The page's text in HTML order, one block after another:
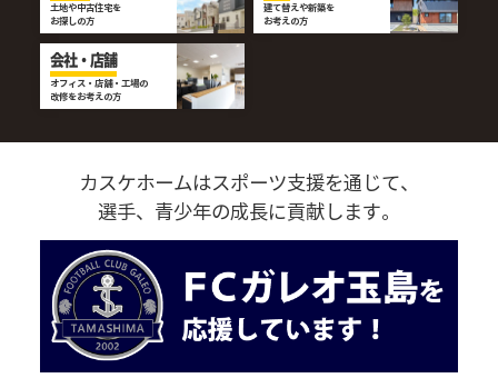
土地や中古住宅を
お探しの方
建て替えや新築を
お考えの方
会社・店舗
オフィス・店舗・工場の
改修をお考えの方
カスケホームはスポーツ支援を通じて、
選手、青少年の成長に貢献します。